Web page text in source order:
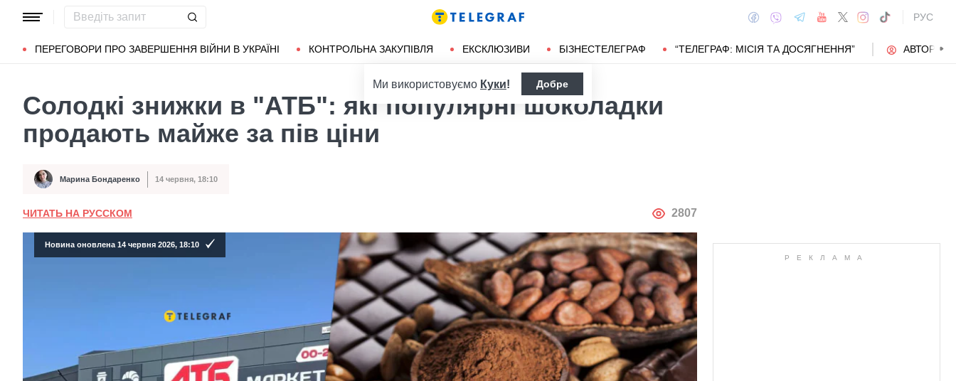
РУС
ПЕРЕГОВОРИ ПРО ЗАВЕРШЕННЯ ВІЙНИ В УКРАЇНІ КОНТРОЛЬНА ЗАКУПІВЛЯ ЕКСКЛЮЗИВИ БІЗНЕСТЕЛЕГРАФ “ТЕЛЕГРАФ: МІСІЯ ТА ДОСЯГНЕННЯ” АВТОРИ
Популярні запити Маріуполь Донбас
Ми використовуємо Куки! Добре
Солодкі знижки в "АТБ": які популярні шоколадки
продають майже за пів ціни
Автор Марина Бондаренко
Дата публікації 14 червня, 18:10
ЧИТАТЬ НА РУССКОМ АВТОР
2807
Новина оновлена 14 червня 2026, 18:10